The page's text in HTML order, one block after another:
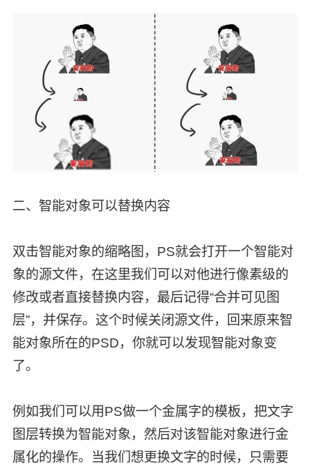
二、智能对象可以替换内容
双击智能对象的缩略图，PS就会打开一个智能对
象的源文件，在这里我们可以对他进行像素级的
修改或者直接替换内容，最后记得“合并可见图
层”，并保存。这个时候关闭源文件，回来原来智
能对象所在的PSD，你就可以发现智能对象变
了。
例如我们可以用PS做一个金属字的模板，把文字
图层转换为智能对象，然后对该智能对象进行金
属化的操作。当我们想更换文字的时候，只需要